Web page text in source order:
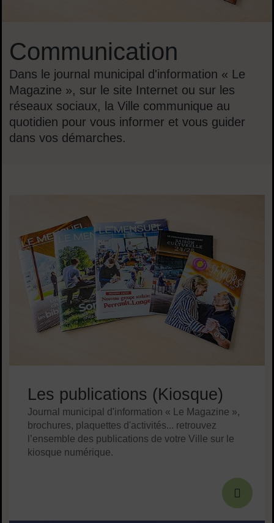
Communication
Dans le journal municipal d'information « Le
Magazine », sur le site Internet ou sur les
réseaux sociaux, la Ville communique au
quotidien pour vous informer et vous guider
dans vos démarches.
Les publications (Kiosque)
Journal municipal d'information « Le Magazine »,
brochures, plaquettes d'activités... retrouvez
l’ensemble des publications de votre Ville sur le
kiosque numérique.